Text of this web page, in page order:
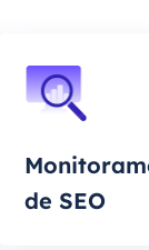
de SEO